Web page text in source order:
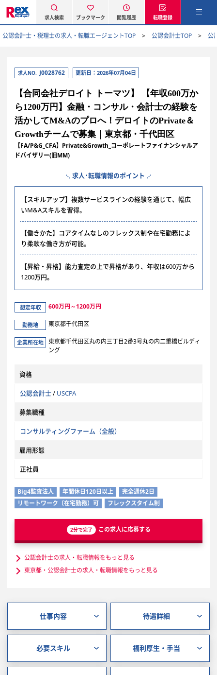
求人検索 ブックマーク 閲覧履歴 転職登録
公認会計士・税理士の求人・転職エージェントTOP 公認会計士TOP 公
求人NO. J0028762 更新日：2026年07月04日
【合同会社デロイト トーマツ】 【年収600万か
ら1200万円】金融・コンサル・会計士の経験を
活かしてM&Aのプロへ！デロイトのPrivate＆
Growthチームで募集｜東京都・千代田区
【FA/P&G_CFA】Private&Growth_コーポレートファイナンシャルア
ドバイザリー(旧MM)
求人･転職情報のポイント
【スキルアップ】複数サービスラインの経験を通じて、幅広
いM&Aスキルを習得。
【働きかた】コアタイムなしのフレックス制や在宅勤務によ
り柔軟な働き方が可能。
【昇給・昇格】能力査定の上で昇格があり、年収は600万から
1200万円。
想定年収 600万円～1200万円
勤務地 東京都千代田区
企業所在地
東京都千代田区丸の内三丁目2番3号丸の内二重橋ビルディ
ング
資格
公認会計士/ USCPA
募集職種
コンサルティングファーム（全般）
雇用形態
正社員
Big4監査法人 年間休日120日以上
完全週休2日
リモートワーク（在宅勤務）可
フレックスタイム制
2分で完了 この求人に応募する
公認会計士の求人・転職情報をもっと見る
東京都・公認会計士の求人・転職情報をもっと見る
仕事内容 待遇詳細
必要スキル 福利厚生・手当